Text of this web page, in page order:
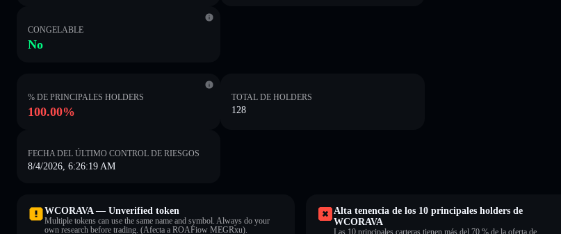
CONGELABLE
No
% DE PRINCIPALES HOLDERS
100.00%
TOTAL DE HOLDERS
128
FECHA DEL ÚLTIMO CONTROL DE RIESGOS
8/4/2026, 6:26:19 AM
WCORAVA — Unverified token
Multiple tokens can use the same name and symbol. Always do your
own research before trading. (Afecta a ROAFiow MEGRxu).
Alta tenencia de los 10 principales holders de
WCORAVA
Las 10 principales carteras tienen más del 70 % de la oferta de